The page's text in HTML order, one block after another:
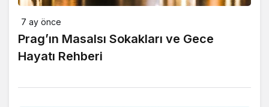
7 ay önce
Prag’ın Masalsı Sokakları ve Gece
Hayatı Rehberi